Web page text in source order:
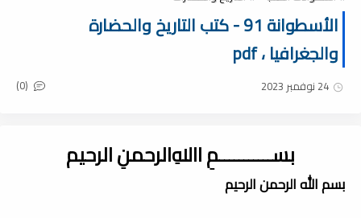
الأسطوانة 91 - كتب التاريخ والحضارة
والجغرافيا ، pdf
24 نوفمبر 2023 (0)
بســـــــــــمِ اﷲِالرحمنِ الرحيم
بسم الله الرحمن الرحيم